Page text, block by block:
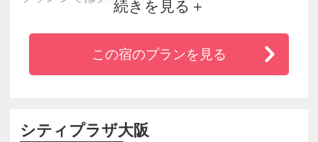
◇シモンズ社と共同開発したオリジナルベッド
が心地よい睡眠を約束します。
◇地下鉄「堺筋本町駅」徒歩２分の立地
続きを見る
この宿のプランを見る
シティプラザ大阪